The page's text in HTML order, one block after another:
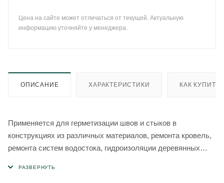
Цена на сайте может отличаться от текущей. Актуальную
информацию уточняйте у менеджера.
ОПИСАНИЕ ХАРАКТЕРИСТИКИ КАК КУПИТЬ
Применяется для герметизации швов и стыков в
конструкциях из различных материалов, ремонта кровель,
ремонта систем водостока, гидроизоляции деревянных